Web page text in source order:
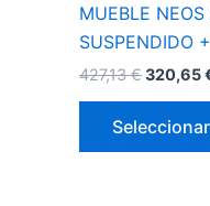
MUEBLE
SUSPENDIDO
427,13€320,65